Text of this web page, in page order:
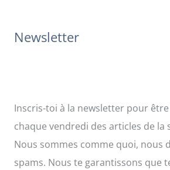
Newsletter
Inscris-toi à la newsletter pour
chaque vendredi des articles de la
Nous sommes comme quoi, nous
spams. Nous te garantissons que